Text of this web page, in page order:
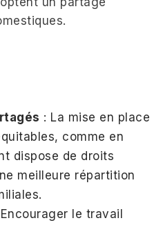
: La mise en place
comme en
dispose de droits
meilleure répartition
le travail